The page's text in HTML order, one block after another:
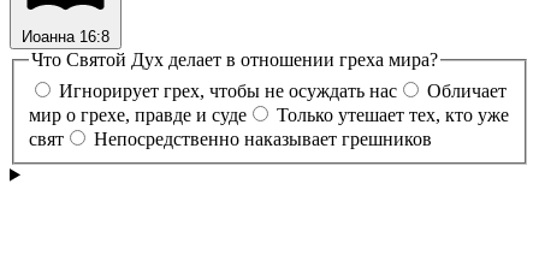
Иоанна 16:8
Что Святой Дух делает в отношении греха мира?
Игнорирует грех, чтобы не осуждать нас
Обличает
мир о грехе, правде и суде
Только утешает тех, кто уже
свят
Непосредственно наказывает грешников